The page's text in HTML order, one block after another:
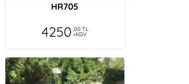
HR705
4250 ,00 TL
+KDV